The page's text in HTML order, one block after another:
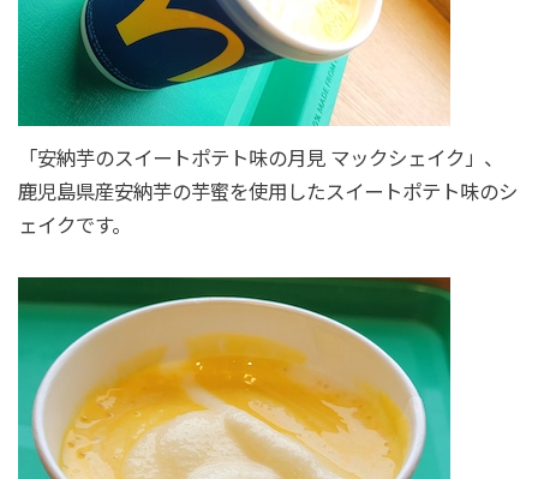
「安納芋のスイートポテト味の月見 マックシェイク」、
鹿児島県産安納芋の芋蜜を使用したスイートポテト味のシ
ェイクです。